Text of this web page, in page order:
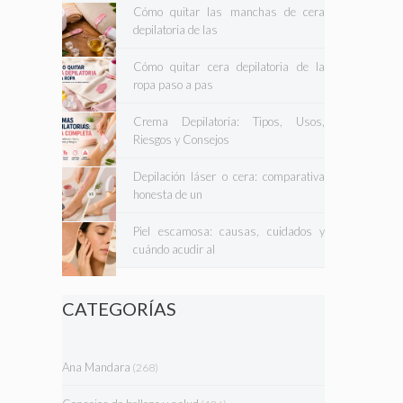
Cómo quitar las manchas de cera
depilatoria de las
Cómo quitar cera depilatoria de la
ropa paso a pas
Crema Depilatoria: Tipos, Usos,
Riesgos y Consejos
Depilación láser o cera: comparativa
honesta de un
Piel escamosa: causas, cuidados y
cuándo acudir al
CATEGORÍAS
Ana Mandara (268)